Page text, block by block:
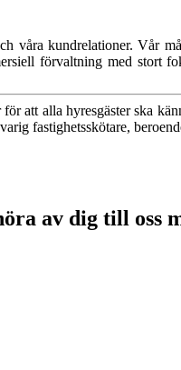
kundrelationer. Vår
förvaltning med stort
att alla hyresgäster ska
fastighetsskötare,
av dig till oss